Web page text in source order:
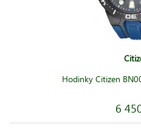
Hodinky Citizen
6